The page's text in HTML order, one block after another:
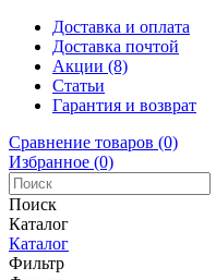
Доставка и оплата
Доставка почтой
Акции (8)
Статьи
Гарантия и возврат
Сравнение товаров (0)
Избранное (0)
Поиск
Каталог
Каталог
Фильтр